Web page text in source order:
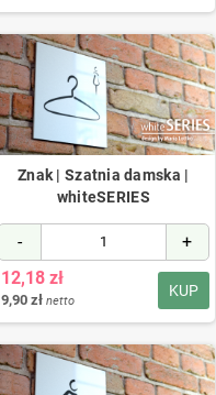
Znak | Szatnia damska |
whiteSERIES
- +
KUP
12,18 zł
9,90 zł netto